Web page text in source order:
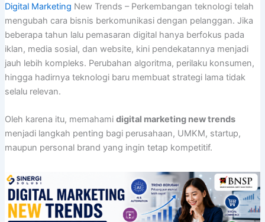
Digital Marketing New Trends – Perkembangan teknologi telah
mengubah cara bisnis berkomunikasi dengan pelanggan. Jika
beberapa tahun lalu pemasaran digital hanya berfokus pada
iklan, media sosial, dan website, kini pendekatannya menjadi
jauh lebih kompleks. Perubahan algoritma, perilaku konsumen,
hingga hadirnya teknologi baru membuat strategi lama tidak
selalu relevan.
Oleh karena itu, memahami digital marketing new trends
menjadi langkah penting bagi perusahaan, UMKM, startup,
maupun personal brand yang ingin tetap kompetitif.